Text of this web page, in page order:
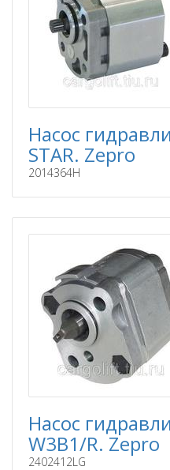
Насос
STAR. Zepro
2014364H
Насос
W3B1/R. Zepro
2402412LG